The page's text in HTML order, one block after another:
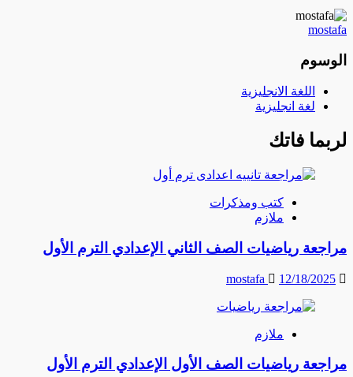
mostafa
الوسوم
اللغة الانجليزية
لغة انجليزية
لربما فاتك
كتب ومذكرات
ملازم
مراجعة رياضيات الصف الثاني الإعدادي الترم الأول
mostafa 12/18/2025
ملازم
مراجعة رياضيات الصف الأول الإعدادي الترم الأول